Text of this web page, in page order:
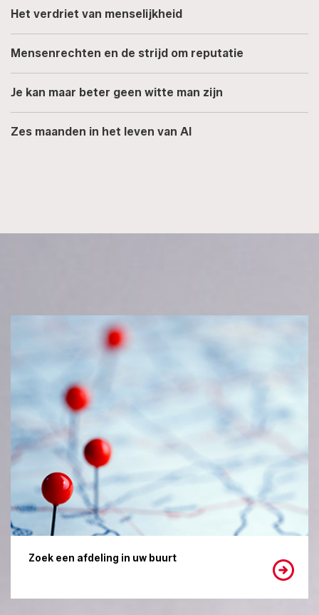
Het verdriet van menselijkheid
Mensenrechten en de strijd om reputatie
Je kan maar beter geen witte man zijn
Zes maanden in het leven van AI
Zoek een afdeling in uw buurt